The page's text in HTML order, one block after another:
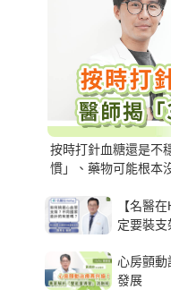
按時打針血糖還是不
慣」、藥物可能根本
【名醫
定要裝支
心房顫動
發展